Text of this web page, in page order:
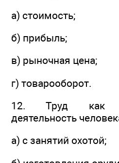
а) стоимость;
б) прибыль;
в) рыночная цена;
г) товарооборот.
12. Труд как
деятельность
а) с занятий охотой;